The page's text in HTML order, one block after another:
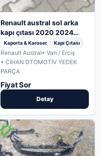
Renault austral sol arka
kapı çıtası 2020 2024
arası
Kaporta & Karoser Kapı Çıtası
Renault Austral• Van / Erciş
• CİHAN OTOMOTİV YEDEK
PARÇA
Fiyat Sor
Detay